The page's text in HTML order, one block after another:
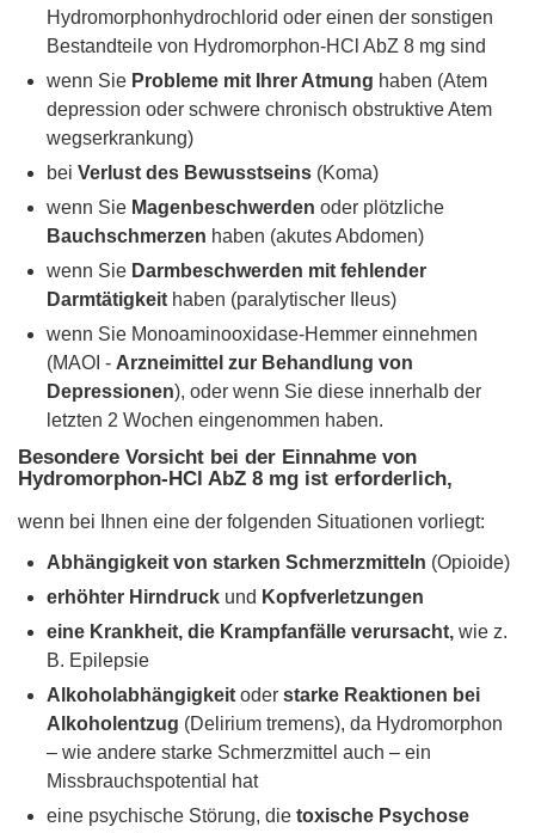
Hydromorphonhydrochlorid oder einen der sonstigen
Bestandteile von Hydromorphon-HCl AbZ 8 mg sind
wenn Sie Probleme mit Ihrer Atmung haben (Atem
depression oder schwere chronisch obstruktive Atem
wegserkrankung)
bei Verlust des Bewusstseins (Koma)
wenn Sie Magenbeschwerden oder plötzliche
Bauchschmerzen haben (akutes Abdomen)
wenn Sie Darmbeschwerden mit fehlender
Darmtätigkeit haben (paralytischer Ileus)
wenn Sie Monoaminooxidase-Hemmer einnehmen
(MAOI - Arzneimittel zur Behandlung von
Depressionen), oder wenn Sie diese innerhalb der
letzten 2 Wochen eingenommen haben.
Besondere Vorsicht bei der Einnahme von
Hydromorphon-HCl AbZ 8 mg ist erforderlich,
wenn bei Ihnen eine der folgenden Situationen vorliegt:
Abhängigkeit von starken Schmerzmitteln (Opioide)
erhöhter Hirndruck und Kopfverletzungen
eine Krankheit, die Krampfanfälle verursacht, wie z.
B. Epilepsie
Alkoholabhängigkeit oder starke Reaktionen bei
Alkoholentzug (Delirium tremens), da Hydromorphon
– wie andere starke Schmerzmittel auch – ein
Missbrauchspotential hat
eine psychische Störung, die toxische Psychose